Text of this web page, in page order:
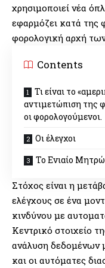
χρησιμοποιεί νέα
εφαρμόζει κατά της
φορολογική αρχή
Contents
Τι είναι το
αντιμετώπιση της
οι φορολογούμενοι.
Οι έλεγχοι
Το Ενιαίο
Στόχος είναι η
ελέγχους σε ένα
κινδύνου με
Κεντρικό στοιχείο
ανάλυση δεδομένων
και οι αυτόματες